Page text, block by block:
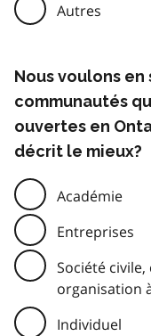
Autres
Nous voulons en
communautés
ouvertes en
décrit le mieux?
Académie
Entreprises
Société
organisation
Individuel